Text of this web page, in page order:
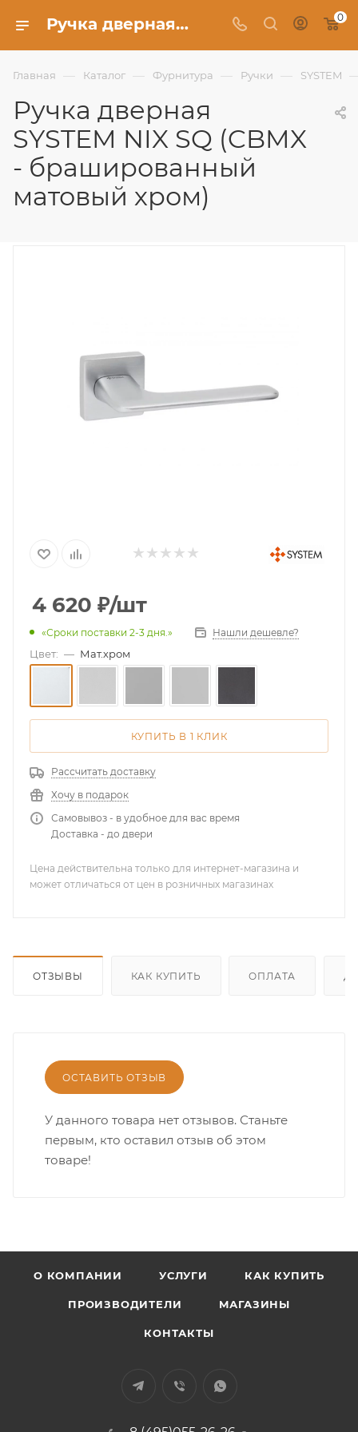
Ручка дверная SYSTEM NIX SQ (CBMX - брашированный матовый хром) - Фабрика Uberture 0
Главная — Каталог — Фурнитура — Ручки — SYSTEM
Ручка дверная
SYSTEM NIX SQ (CBMX
- брашированный
матовый хром)
4 620 ₽/шт
«Сроки поставки 2-3 дня.» Нашли дешевле?
Цвет: — Мат.хром
КУПИТЬ В 1 КЛИК
Рассчитать доставку
Хочу в подарок
Самовывоз - в удобное для вас время
Доставка - до двери
Цена действительна только для интернет-магазина и
может отличаться от цен в розничных магазинах
ОТЗЫВЫ КАК КУПИТЬ ОПЛАТА
ОСТАВИТЬ ОТЗЫВ
У данного товара нет отзывов. Станьте
первым, кто оставил отзыв об этом
товаре!
О КОМПАНИИ УСЛУГИ КАК КУПИТЬ
ПРОИЗВОДИТЕЛИ МАГАЗИНЫ
КОНТАКТЫ